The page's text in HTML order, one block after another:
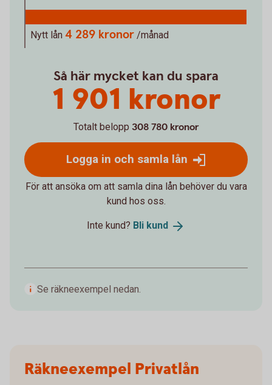
Nytt lån 4 289 kronor /månad
Så här mycket kan du spara
1 901 kronor
Totalt belopp 308 780 kronor
Logga in och samla lån
För att ansöka om att samla dina lån behöver du vara
kund hos oss.
Inte kund? Bli kund
Se räkneexempel nedan.
Räkneexempel Privatlån